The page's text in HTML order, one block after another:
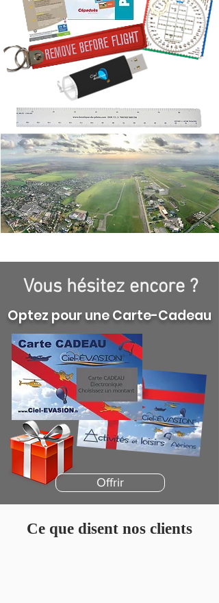
Vous hésitez encore ?
Optez pour une Carte-Cadeau
Offrir
Ce que disent nos clients